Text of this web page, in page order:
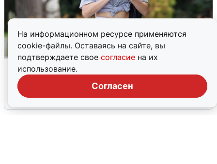
На информационном ресурсе применяются
cookie-файлы. Оставаясь на сайте, вы
подтверждаете свое согласие на их
использование.
Согласен
Волгоградцы остались без
мобильного интернета
6 августа 0